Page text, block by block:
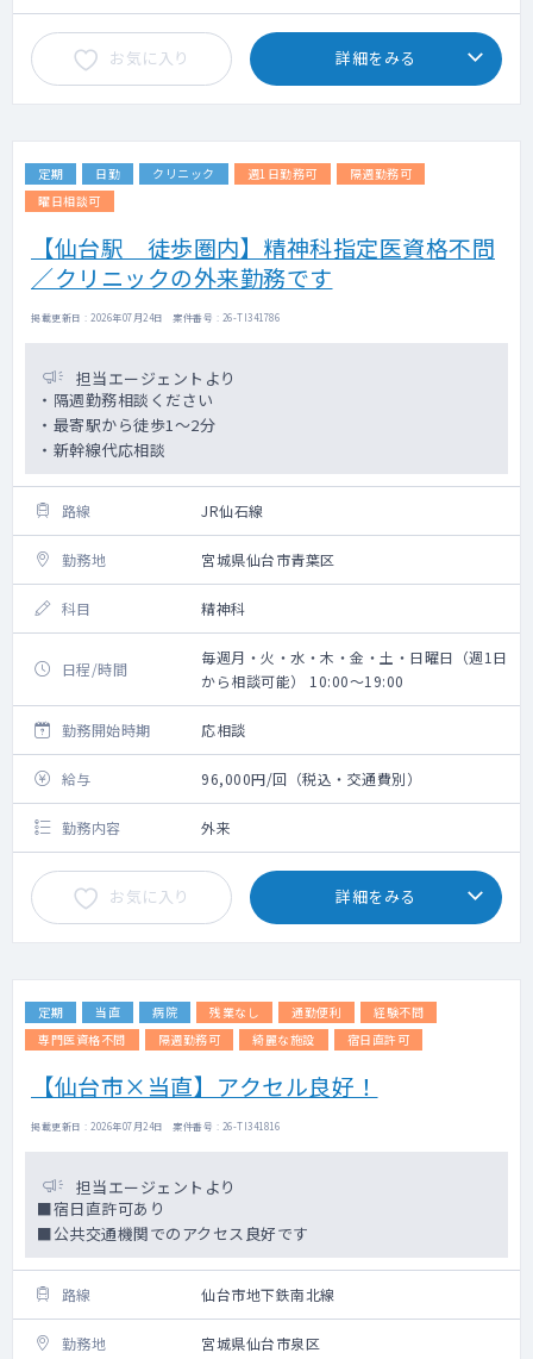
お気に入り 詳細をみる
定期 日勤 クリニック 週1日勤務可
隔週勤務可
曜日相談可
【仙台駅 徒歩圏内】精神科指定医資格不問
／クリニックの外来勤務です
掲載更新日 : 2026年07月24日 案件番号 : 26-TI341786
担当エージェントより
・隔週勤務相談ください
・最寄駅から徒歩1～2分
・新幹線代応相談
路線 JR仙石線
勤務地 宮城県仙台市青葉区
科目 精神科
日程/時間
毎週月・火・水・木・金・土・日曜日（週1日
から相談可能） 10:00～19:00
勤務開始時期 応相談
給与 96,000円/回（税込・交通費別）
勤務内容 外来
お気に入り 詳細をみる
定期 当直 病院 残業なし 通勤便利
経験不問
専門医資格不問
隔週勤務可 綺麗な施設 宿日直許可
【仙台市×当直】アクセル良好！
掲載更新日 : 2026年07月24日 案件番号 : 26-TI341816
担当エージェントより
■宿日直許可あり
■公共交通機関でのアクセス良好です
路線 仙台市地下鉄南北線
勤務地 宮城県仙台市泉区